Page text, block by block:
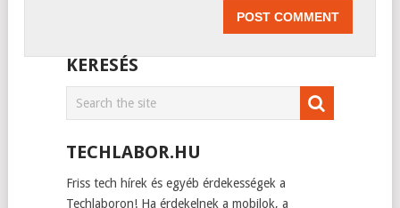
KERESÉS
TECHLABOR.HU
Friss tech hírek és egyéb érdekességek a
Techlaboron! Ha érdekelnek a mobilok, a